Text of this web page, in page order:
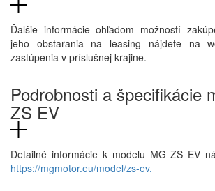
Ďalšie informácie ohľadom možností
jeho obstarania na leasing nájdete na
zastúpenia v príslušnej krajine.
Podrobnosti a špecifikácie
ZS EV
Detailné informácie k modelu MG ZS EV
https://mgmotor.eu/model/zs-ev.